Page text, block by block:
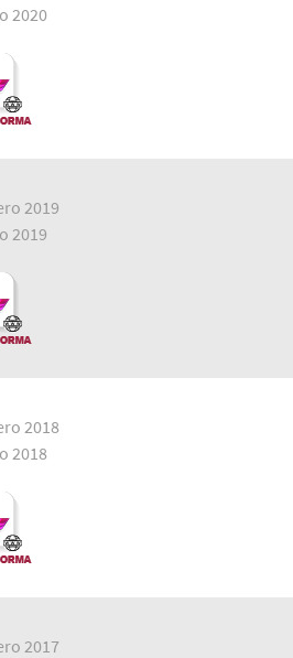
2020
2019
2019
2018
2018
2017